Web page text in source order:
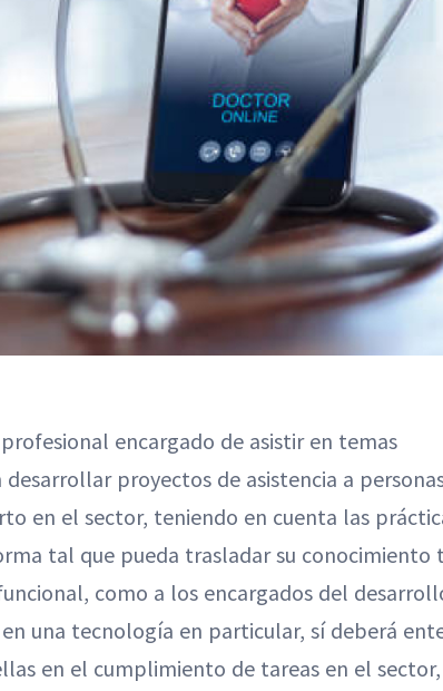
encargado de asistir en temas
proyectos de asistencia a
en el sector, teniendo en cuenta las
tal que pueda trasladar su conocimiento
como a los encargados del
una tecnología en particular, sí deberá
en el cumplimiento de tareas en el